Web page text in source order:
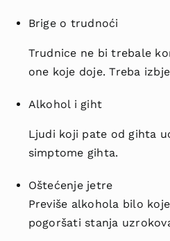
Brige o trudnoći
Trudnice ne bi trebale
one koje doje. Treba
Alkohol i giht
Ljudi koji pate od gihta
simptome gihta.
Oštećenje jetre
Previše alkohola bilo
pogoršati stanja